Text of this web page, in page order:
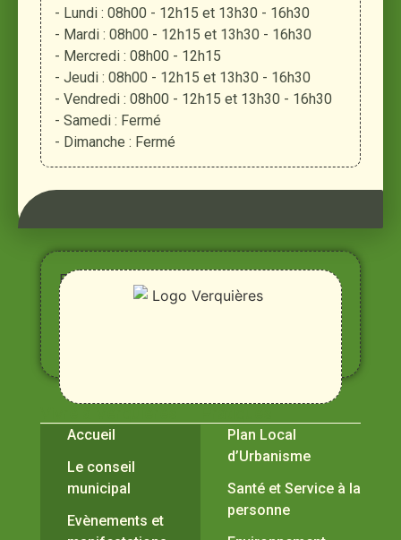
- Lundi : 08h00 - 12h15 et 13h30 - 16h30
- Mardi : 08h00 - 12h15 et 13h30 - 16h30
- Mercredi : 08h00 - 12h15
- Jeudi : 08h00 - 12h15 et 13h30 - 16h30
- Vendredi : 08h00 - 12h15 et 13h30 - 16h30
- Samedi : Fermé
- Dimanche : Fermé
Entre
Rhône,
Alpilles
et
Durance
Accueil
Le conseil
municipal
Evènements et
Plan Local
d’Urbanisme
Santé et Service à la
personne